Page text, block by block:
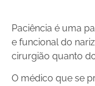
Paciência é uma
e funcional do
cirurgião quanto
O médico que se